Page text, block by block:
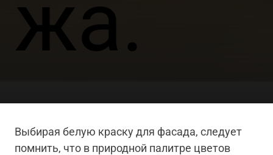
жа.
Выбирая белую краску для фасада, следует
помнить, что в природной палитре цветов